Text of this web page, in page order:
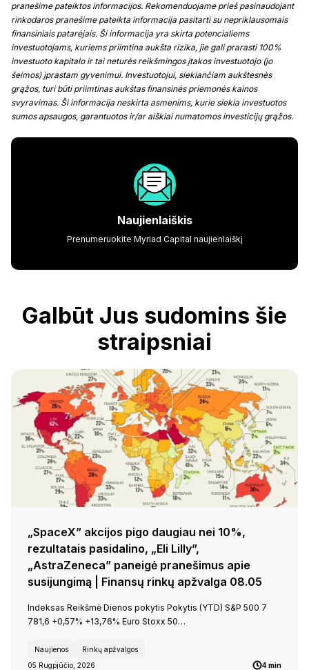
pranešime pateiktos informacijos. Rekomenduojame prieš pasinaudojant
rinkodaros pranešime pateikta informacija pasitarti su nepriklausomais
finansiniais patarėjais. Ši informacija yra skirta potencialiems
investuotojams, kuriems priimtina aukšta rizika, jie gali prarasti 100%
investuoto kapitalo ir tai neturės reikšmingos įtakos investuotojo (jo
šeimos) įprastam gyvenimui. Investuotojui, siekiančiam aukštesnės
grąžos, turi būti priimtinas aukštas finansinės priemonės kainos
svyravimas. Ši informacija neskirta asmenims, kurie siekia investuotos
sumos apsaugos, garantuotos ir/ar aiškiai numatomos investicijų grąžos.
Naujienlaiškis
Prenumeruokite Myriad Capital naujienlaiškį
Galbūt Jus sudomins šie
straipsniai
„SpaceX” akcijos pigo daugiau nei 10%,
rezultatais pasidalino, „Eli Lilly”,
„AstraZeneca” paneigė pranešimus apie
susijungimą | Finansų rinkų apžvalga 08.05
Indeksas Reikšmė Dienos pokytis Pokytis (YTD) S&P 500 7
781,6 +0,57% +13,76% Euro Stoxx 50…
Naujienos
Rinkų apžvalgos
05 Rugpjūčio, 2026
4 min